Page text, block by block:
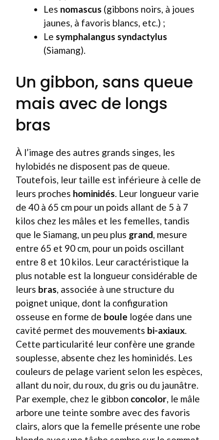
Les nomascus (gibbons noirs, à joues
jaunes, à favoris blancs, etc.) ;
Le symphalangus syndactylus
(Siamang).
Un gibbon, sans queue
mais avec de longs
bras
À l’image des autres grands singes, les
hylobidés ne disposent pas de queue.
Toutefois, leur taille est inférieure à celle de
leurs proches hominidés . Leur longueur varie
de 40 à 65 cm pour un poids allant de 5 à 7
kilos chez les mâles et les femelles, tandis
que le Siamang, un peu plus grand , mesure
entre 65 et 90 cm, pour un poids oscillant
entre 8 et 10 kilos. Leur caractéristique la
plus notable est la longueur considérable de
leurs bras , associée à une structure du
poignet unique, dont la configuration
osseuse en forme de boule logée dans une
cavité permet des mouvements bi-axiaux
Cette particularité leur confère une grande
souplesse, absente chez les hominidés. Les
couleurs de pelage varient selon les espèces,
allant du noir, du roux, du gris ou du jaunâtre.
Par exemple, chez le gibbon concolor , le mâle
arbore une teinte sombre avec des favoris
clairs, alors que la femelle présente une robe